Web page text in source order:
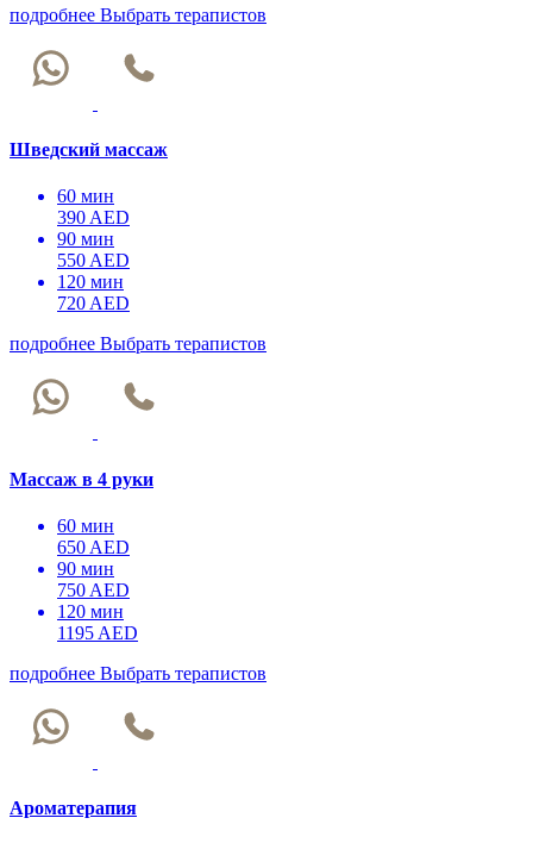
подробнее Выбрать терапистов
Шведский массаж
60 мин
390 AED
90 мин
550 AED
120 мин
720 AED
подробнее Выбрать терапистов
Массаж в 4 руки
60 мин
650 AED
90 мин
750 AED
120 мин
1195 AED
подробнее Выбрать терапистов
Ароматерапия